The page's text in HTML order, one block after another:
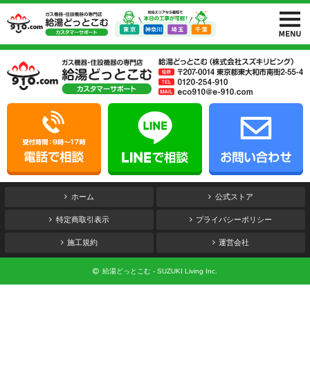
ホーム 公式ストア
特定商取引表示 プライバシーポリシー
施工規約 運営会社
給湯どっとこむ - SUZUKI Living Inc.